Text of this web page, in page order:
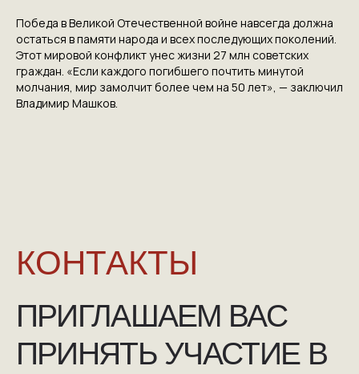
Победа в Великой Отечественной войне навсегда должна
остаться в памяти народа и всех последующих поколений.
Этот мировой конфликт унес жизни 27 млн советских
граждан. «Если каждого погибшего почтить минутой
молчания, мир замолчит более чем на 50 лет», — заключил
Владимир Машков.